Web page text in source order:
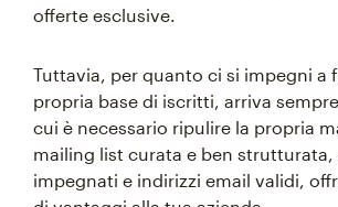
offerte esclusive.
Tuttavia, per quanto ci si impegni a
propria base di iscritti, arriva
cui è necessario ripulire la propria
mailing list curata e ben
impegnati e indirizzi email validi,